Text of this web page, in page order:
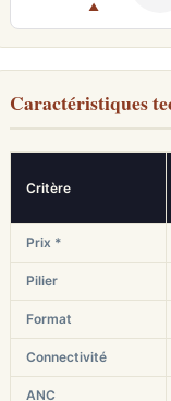
▲
Caractéristiques
Critère
Prix *
Pilier
Format
Connectivité
ANC